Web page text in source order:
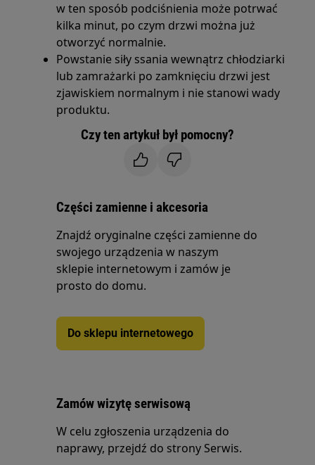
w ten sposób podciśnienia może potrwać
kilka minut, po czym drzwi można już
otworzyć normalnie.
Powstanie siły ssania wewnątrz chłodziarki
lub zamrażarki po zamknięciu drzwi jest
zjawiskiem normalnym i nie stanowi wady
produktu.
Czy ten artykuł był pomocny?
Części zamienne i akcesoria
Znajdź oryginalne części zamienne do
swojego urządzenia w naszym
sklepie internetowym i zamów je
prosto do domu.
Do sklepu internetowego
Zamów wizytę serwisową
W celu zgłoszenia urządzenia do
naprawy, przejdź do strony Serwis.